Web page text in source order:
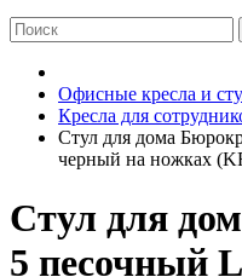
Офисные кресла и
Кресла для
Стул для дома
черный на ножках
Стул для
5 песочный